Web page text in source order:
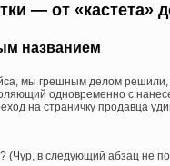
— от «кастета»
названием
мы грешным делом решили,
одновременно с
на страничку продавца
(Чур, в следующий абзац не